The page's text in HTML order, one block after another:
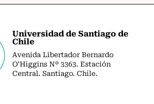
Universidad de Santiago de
Chile
Avenida Libertador Bernardo
O’Higgins Nº 3363. Estación
Central. Santiago. Chile.